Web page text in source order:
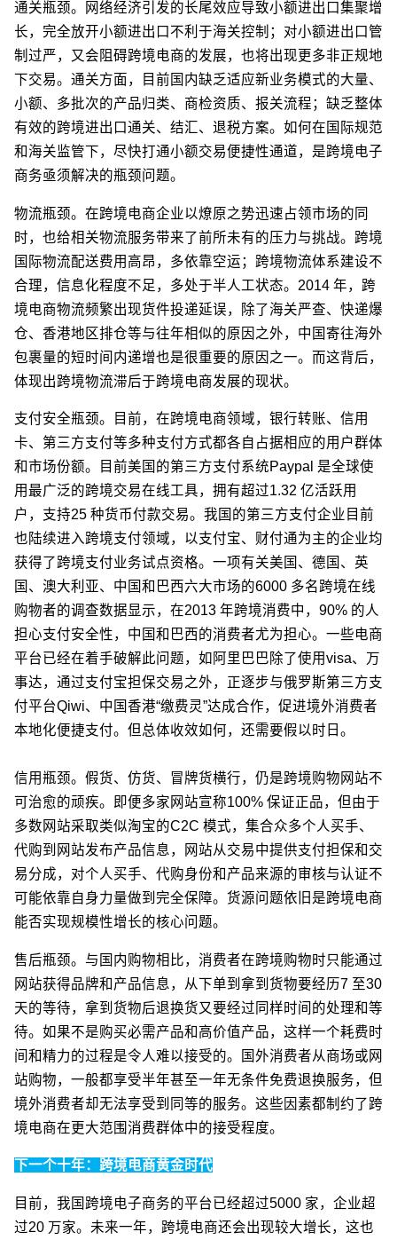
通关瓶颈。网络经济引发的长尾效应导致小额进出口集聚增
长，完全放开小额进出口不利于海关控制；对小额进出口管
制过严，又会阻碍跨境电商的发展，也将出现更多非正规地
下交易。通关方面，目前国内缺乏适应新业务模式的大量、
小额、多批次的产品归类、商检资质、报关流程；缺乏整体
有效的跨境进出口通关、结汇、退税方案。如何在国际规范
和海关监管下，尽快打通小额交易便捷性通道，是跨境电子
商务亟须解决的瓶颈问题。
物流瓶颈。在跨境电商企业以燎原之势迅速占领市场的同
时，也给相关物流服务带来了前所未有的压力与挑战。跨境
国际物流配送费用高昂，多依靠空运；跨境物流体系建设不
合理，信息化程度不足，多处于半人工状态。2014 年，跨
境电商物流频繁出现货件投递延误，除了海关严查、快递爆
仓、香港地区排仓等与往年相似的原因之外，中国寄往海外
包裹量的短时间内递增也是很重要的原因之一。而这背后，
体现出跨境物流滞后于跨境电商发展的现状。
支付安全瓶颈。目前，在跨境电商领域，银行转账、信用
卡、第三方支付等多种支付方式都各自占据相应的用户群体
和市场份额。目前美国的第三方支付系统Paypal 是全球使
用最广泛的跨境交易在线工具，拥有超过1.32 亿活跃用
户，支持25 种货币付款交易。我国的第三方支付企业目前
也陆续进入跨境支付领域，以支付宝、财付通为主的企业均
获得了跨境支付业务试点资格。一项有关美国、德国、英
国、澳大利亚、中国和巴西六大市场的6000 多名跨境在线
购物者的调查数据显示，在2013 年跨境消费中，90% 的人
担心支付安全性，中国和巴西的消费者尤为担心。一些电商
平台已经在着手破解此问题，如阿里巴巴除了使用visa、万
事达，通过支付宝担保交易之外，正逐步与俄罗斯第三方支
付平台Qiwi、中国香港“缴费灵”达成合作，促进境外消费者
本地化便捷支付。但总体收效如何，还需要假以时日。
信用瓶颈。假货、仿货、冒牌货横行，仍是跨境购物网站不
可治愈的顽疾。即便多家网站宣称100% 保证正品，但由于
多数网站采取类似淘宝的C2C 模式，集合众多个人买手、
代购到网站发布产品信息，网站从交易中提供支付担保和交
易分成，对个人买手、代购身份和产品来源的审核与认证不
可能依靠自身力量做到完全保障。货源问题依旧是跨境电商
能否实现规模性增长的核心问题。
售后瓶颈。与国内购物相比，消费者在跨境购物时只能通过
网站获得品牌和产品信息，从下单到拿到货物要经历7 至30
天的等待，拿到货物后退换货又要经过同样时间的处理和等
待。如果不是购买必需产品和高价值产品，这样一个耗费时
间和精力的过程是令人难以接受的。国外消费者从商场或网
站购物，一般都享受半年甚至一年无条件免费退换服务，但
境外消费者却无法享受到同等的服务。这些因素都制约了跨
境电商在更大范围消费群体中的接受程度。
下一个十年：跨境电商黄金时代
目前，我国跨境电子商务的平台已经超过5000 家，企业超
过20 万家。未来一年，跨境电商还会出现较大增长，这也